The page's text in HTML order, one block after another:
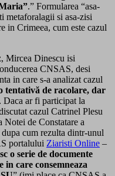
.” Formularea “asa-
metaforalagii si asa-zisi
in Crimeea, cum este cazul
Mircea Dinescu isi
CNSAS, desi
in care s-a analizat cazul
tentativă de racolare, dar
Daca ar fi participat la
cazul Catrinel Plesu
Notei de Constatare a
cum rezulta dintr-unul
portalului Ziaristi Online –
o serie de documente
in care consemneaza